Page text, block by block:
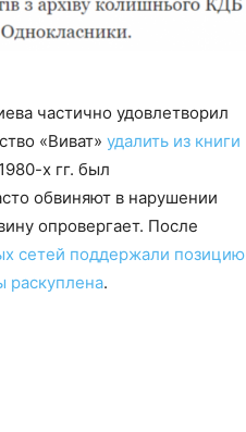
частично удовлетворил
«Виват» удалить из книги
х гг. был
обвиняют в нарушении
опровергает. После
сетей поддержали позицию
раскуплена.